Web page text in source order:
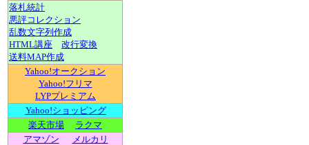
落札統計
悪評コレクション
乱数文字列作成
HTML講座
改行変換
送料MAP作成
Yahoo!オークション
Yahoo!フリマ
LYPプレミアム
Yahoo!ショッピング
楽天市場
ラクマ
アマゾン
メルカリ